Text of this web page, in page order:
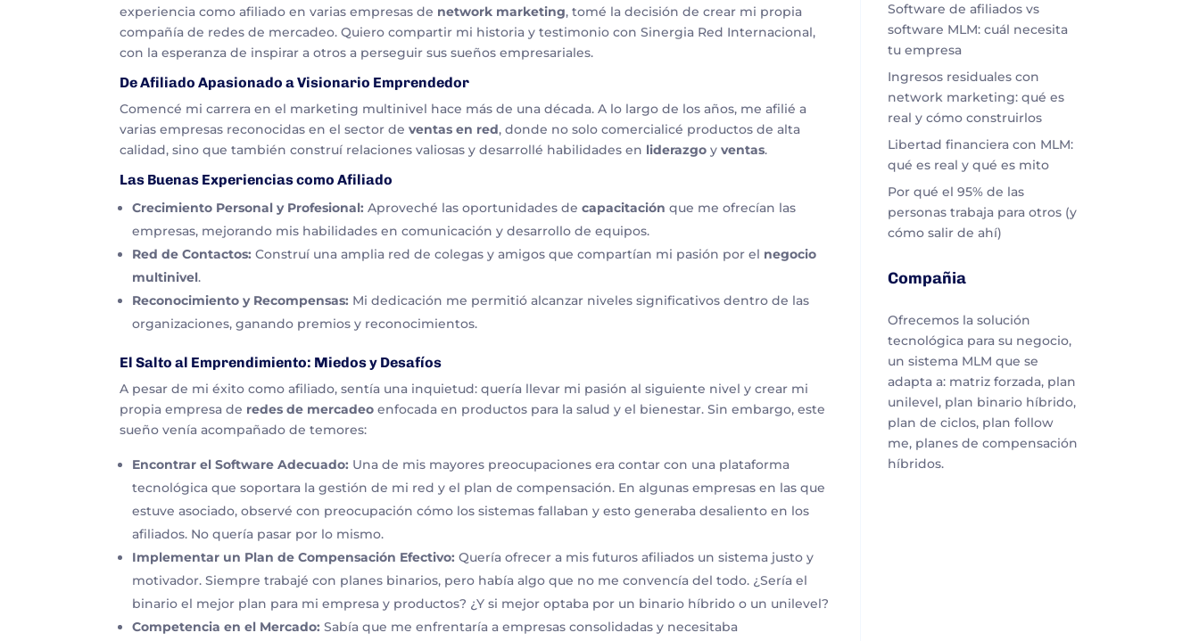
experiencia como afiliado en varias empresas de network marketing, tomé la decisión de crear mi propia
compañía de redes de mercadeo. Quiero compartir mi historia y testimonio con Sinergia Red Internacional,
con la esperanza de inspirar a otros a perseguir sus sueños empresariales.
De Afiliado Apasionado a Visionario Emprendedor
Comencé mi carrera en el marketing multinivel hace más de una década. A lo largo de los años, me afilié a
varias empresas reconocidas en el sector deventas en red, donde no solo comercialicé productos de alta
calidad, sino que también construí relaciones valiosas y desarrollé habilidades en liderazgo yventas.
Las Buenas Experiencias como Afiliado
Crecimiento Personal y Profesional: Aproveché las oportunidades decapacitación que me ofrecían las
empresas, mejorando mis habilidades en comunicación y desarrollo de equipos.
Red de Contactos: Construí una amplia red de colegas y amigos que compartían mi pasión por el negocio
multinivel.
Reconocimiento y Recompensas: Mi dedicación me permitió alcanzar niveles significativos dentro de las
organizaciones, ganando premios y reconocimientos.
El Salto al Emprendimiento: Miedos y Desafíos
A pesar de mi éxito como afiliado, sentía una inquietud: quería llevar mi pasión al siguiente nivel y crear mi
propia empresa de redes de mercadeo enfocada en productos para la salud y el bienestar. Sin embargo, este
sueño venía acompañado de temores:
Encontrar el Software Adecuado: Una de mis mayores preocupaciones era contar con una plataforma
tecnológica que soportara la gestión de mi red y el plan de compensación. En algunas empresas en las que
estuve asociado, observé con preocupación cómo los sistemas fallaban y esto generaba desaliento en los
afiliados. No quería pasar por lo mismo.
Implementar un Plan de Compensación Efectivo: Quería ofrecer a mis futuros afiliados un sistema justo y
motivador. Siempre trabajé con planes binarios, pero había algo que no me convencía del todo. ¿Sería el
binario el mejor plan para mi empresa y productos? ¿Y si mejor optaba por un binario híbrido o un unilevel?
Competencia en el Mercado: Sabía que me enfrentaría a empresas consolidadas y necesitaba
Software de afiliados vs
software MLM: cuál necesita
tu empresa
Ingresos residuales con
network marketing: qué es
real y cómo construirlos
Libertad financiera con MLM:
qué es real y qué es mito
Por qué el 95% de las
personas trabaja para otros (y
cómo salir de ahí)
Compañia
Ofrecemos la solución
tecnológica para su negocio,
un sistema MLM que se
adapta a: matriz forzada, plan
unilevel, plan binario híbrido,
plan de ciclos, plan follow
me, planes de compensación
híbridos.